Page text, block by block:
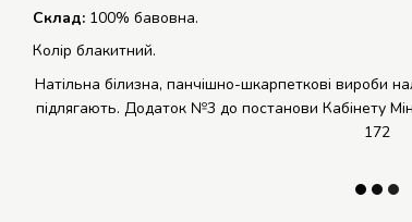
Склад: 100% бавовна.
Колір блакитний.
Натільна білизна, панчішно-шкарпеткові
підлягають. Додаток №3 до постанови Кабінету
172